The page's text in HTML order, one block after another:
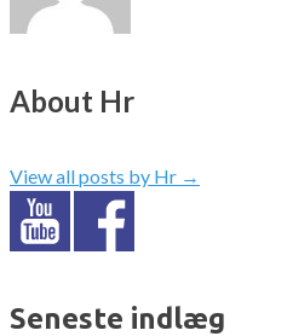
About Hr
View all posts by Hr →
Seneste indlæg